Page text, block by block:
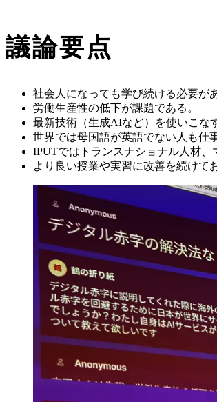
議論要点
社会人になっても学び続ける必要が
労働生産性の低下が課題である。
最新技術（生成AIなど）を使いこな
世界では母国語が英語でない人も仕
IPUTではトランスナショナル人材、
より良い授業や実習に改善を続けて